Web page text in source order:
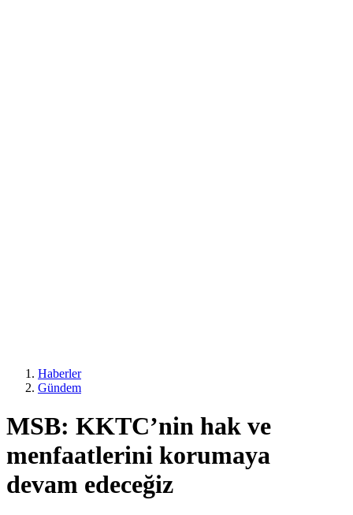
Haberler
Gündem
MSB: KKTC’nin hak ve
menfaatlerini korumaya
devam edeceğiz